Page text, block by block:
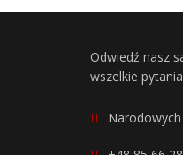
Odwiedź nasz
wszelkie
Narodowych